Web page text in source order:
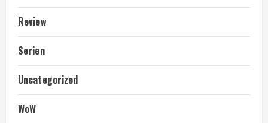
Review
Serien
Uncategorized
WoW